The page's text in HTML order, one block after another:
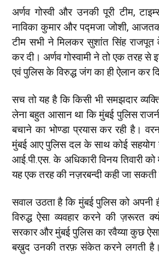
अर्णव गोस्वी और उनकी पूरी टीम,
नाविका कुमार और पद्मजा जोशी,
टीम सभी ने मिलकर सुशांत सिंह
कर दी। अर्णव गोस्वामी ने तो एक तरह से
एवं पुलिस के विरुद्ध जंग का ही ऐलान कर
सच तो यह है कि किसी भी समझदार
लेना बहुत आसान था कि मुंबई पुलिस
बचाने का भोण्डा प्रयास कर रही है।
मुंबई आए पुलिस दल के साथ कोई सहयोग
आई.पी.एस. के अधिकारी विनय तिवारी को
यह एक तरह की नज़रबन्दी कही जा सकती
सवाल उठता है कि मुंबई पुलिस को अपनी
विरुद्ध ऐसा व्यवहार करने की ज़रूरत
सरकार और मुंबई पुलिस का रवैय्या कुछ
बख़ुद उनकी तरफ़ संकेत करने लगती